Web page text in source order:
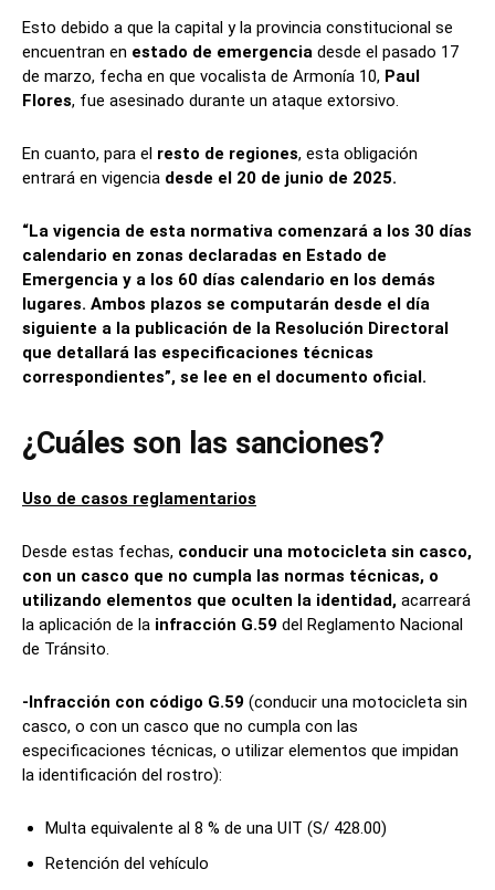
Esto debido a que la capital y la provincia constitucional se
encuentran en estado de emergencia desde el pasado 17
de marzo, fecha en que vocalista de Armonía 10, Paul
Flores, fue asesinado durante un ataque extorsivo.
En cuanto, para el resto de regiones, esta obligación
entrará en vigencia desde el 20 de junio de 2025.
“La vigencia de esta normativa comenzará a los 30 días
calendario en zonas declaradas en Estado de
Emergencia y a los 60 días calendario en los demás
lugares. Ambos plazos se computarán desde el día
siguiente a la publicación de la Resolución Directoral
que detallará las especificaciones técnicas
correspondientes”, se lee en el documento oficial.
¿Cuáles son las sanciones?
Uso de casos reglamentarios
Desde estas fechas, conducir una motocicleta sin casco,
con un casco que no cumpla las normas técnicas, o
utilizando elementos que oculten la identidad, acarreará
la aplicación de la infracción G.59 del Reglamento Nacional
de Tránsito.
-Infracción con código G.59 (conducir una motocicleta sin
casco, o con un casco que no cumpla con las
especificaciones técnicas, o utilizar elementos que impidan
la identificación del rostro):
Multa equivalente al 8 % de una UIT (S/ 428.00)
Retención del vehículo